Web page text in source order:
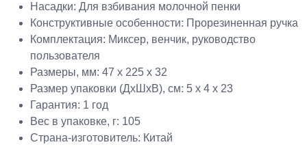
Насадки: Для взбивания молочной пенки
Конструктивные особенности: Прорезиненная ручка
Комплектация: Миксер, венчик, руководство
пользователя
Размеры, мм: 47 x 225 x 32
Размер упаковки (ДхШхВ), см: 5 x 4 x 23
Гарантия: 1 год
Вес в упаковке, г: 105
Страна-изготовитель: Китай